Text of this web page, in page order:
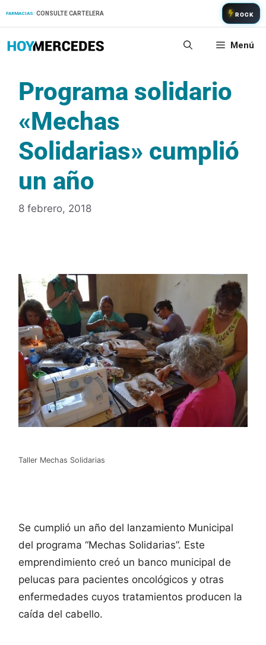
FARMACIAS: CONSULTE CARTELERA ROCK
Menú
Programa solidario
«Mechas
Solidarias» cumplió
un año
8 febrero, 2018
Taller Mechas Solidarias
Se cumplió un año del lanzamiento Municipal
del programa “Mechas Solidarias”. Este
emprendimiento creó un banco municipal de
pelucas para pacientes oncológicos y otras
enfermedades cuyos tratamientos producen la
caída del cabello.